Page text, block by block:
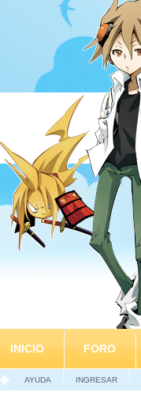
INICIO FORO
AYUDA INGRESAR